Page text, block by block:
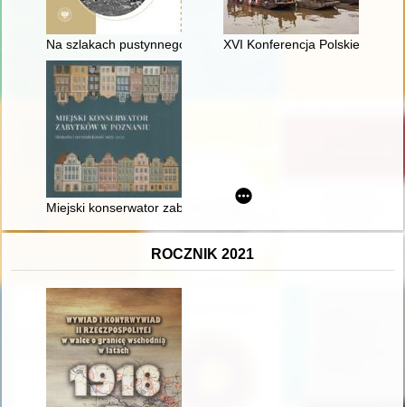
Na szlakach pustynnego losu : Armia Polska na Wschodzie w
XVI Konferencja Polskiego
Miejski konserwator zabytków w Poznaniu : historia i
ROCZNIK 2021